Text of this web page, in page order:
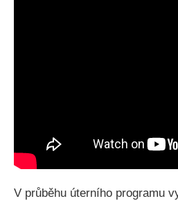
V průběhu úterního programu